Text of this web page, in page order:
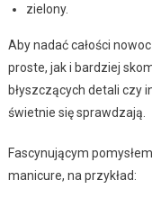
zielony.
Aby nadać całości
proste, jak i bardziej
błyszczących detali czy
świetnie się sprawdzają.
Fascynującym
manicure, na przykład: